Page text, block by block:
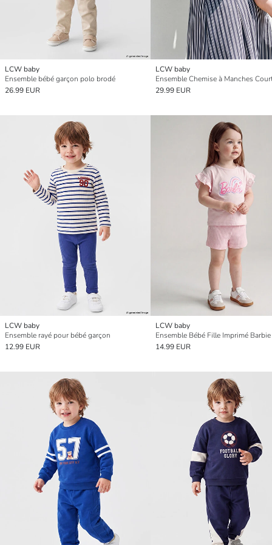
LCW baby
Ensemble bébé garçon polo brodé
26.99 EUR
LCW baby
29.99 EUR
LCW baby
Ensemble rayé pour bébé garçon
12.99 EUR
LCW baby
Ensemble Bébé Fille Imprimé Barbie
14.99 EUR